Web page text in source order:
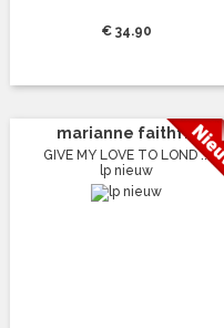
€ 34.90
marianne faithf...
GIVE MY LOVE TO LOND ...
lp nieuw